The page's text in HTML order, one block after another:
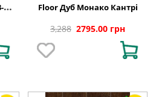
Floor Дуб Монако Кантрі
3,288 2795.00 грн